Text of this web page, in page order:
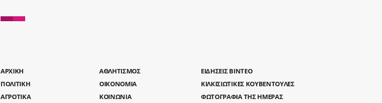
AΡΧΙΚΗ
ΑΘΛΗΤΙΣΜΟΣ
ΠΟΛΙΤΙΚΗ
ΟΙΚΟΝΟΜΙΑ
ΑΓΡΟΤΙΚΑ
ΚΟΙΝΩΝΙΑ
ΕΙΔΗΣΕΙΣ ΒΙΝΤΕΟ
ΚΙΛΚΙΣΙΩΤΙΚΕΣ ΚΟΥΒΕΝΤΟΥΛΕΣ
ΦΩΤΟΓΡΑΦΙΑ ΤΗΣ ΗΜΕΡΑΣ